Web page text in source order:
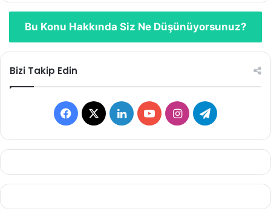
Bu Konu Hakkında Siz Ne Düşünüyorsunuz?
Bizi Takip Edin
Facebook
X LinkedInYouTubeInstagramTelegram